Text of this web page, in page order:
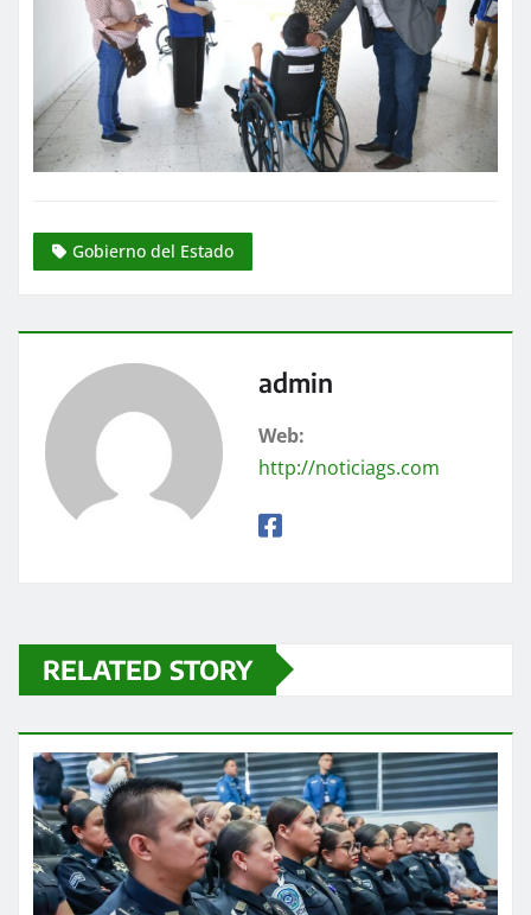
Gobierno del Estado
admin
Web:
http://noticiags.com
RELATED STORY